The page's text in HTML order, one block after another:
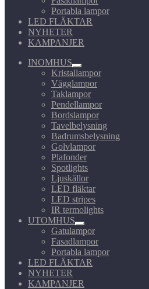
Portabla lampor
LED FLÄKTAR
NYHETER
KAMPANJER
INOMHUS
Expandera
undermeny
Kristallampor
Vägglampor
Taklampor
Pendellampor
Bordslampor
Tavelbelysning
Badrumsbelysning
Golvlampor
Plafonder
Spotlights
Ljuskällor
LED fläktar
LED stripes
IR termolights
UTOMHUS
Expandera
undermeny
Gatulampor
Fasadlampor
Portabla lampor
LED FLÄKTAR
NYHETER
KAMPANJER